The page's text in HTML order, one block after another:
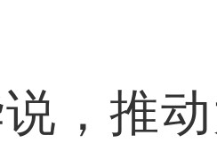
推动